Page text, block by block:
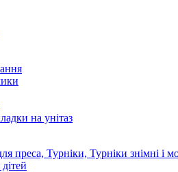
на унітаз
преса, Турніки, Турніки знімні і